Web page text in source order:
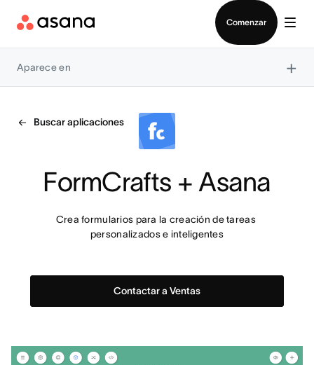
Comenzar
Aparece en ×
Buscar aplicaciones
FormCrafts + Asana
Crea formularios para la creación de tareas
personalizados e inteligentes
Contactar a Ventas